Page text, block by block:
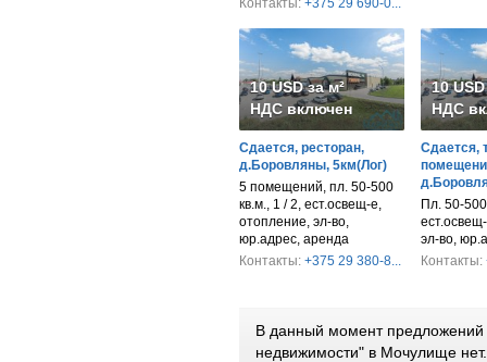
10 USD за м²
НДС включен
Сдается, ресторан,
д.Боровляны, 5км(Лог)
5 помещений, пл. 50-500
кв.м., 1 / 2, ест.освещ-е,
отопление, эл-во,
юр.адрес, аренда
Контакты: +375 29 380-8...
10
НДС
Сдается,
Пл. 50-
эл-во,
Контакты:
В данный момент
недвижимости" в Мочулище